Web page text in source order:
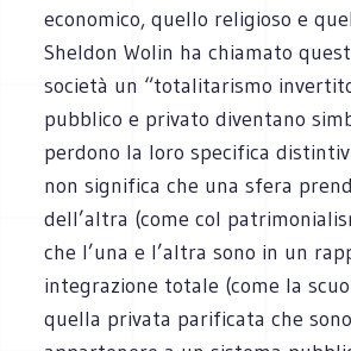
economico, quello religioso e
Sheldon Wolin ha chiamato
società un “totalitarismo
pubblico e privato diventano
perdono la loro specifica
non significa che una sfera
dell’altra (come col
che l’una e l’altra sono in un
integrazione totale (come la
quella privata parificata che